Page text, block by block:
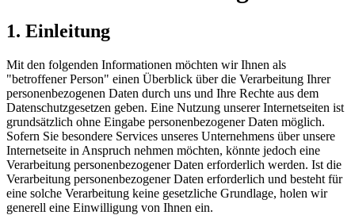
1. Einleitung
Mit den folgenden Informationen möchten wir Ihnen als
"betroffener Person" einen Überblick über die Verarbeitung Ihrer
personenbezogenen Daten durch uns und Ihre Rechte aus dem
Datenschutzgesetzen geben. Eine Nutzung unserer Internetseiten ist
grundsätzlich ohne Eingabe personenbezogener Daten möglich.
Sofern Sie besondere Services unseres Unternehmens über unsere
Internetseite in Anspruch nehmen möchten, könnte jedoch eine
Verarbeitung personenbezogener Daten erforderlich werden. Ist die
Verarbeitung personenbezogener Daten erforderlich und besteht für
eine solche Verarbeitung keine gesetzliche Grundlage, holen wir
generell eine Einwilligung von Ihnen ein.